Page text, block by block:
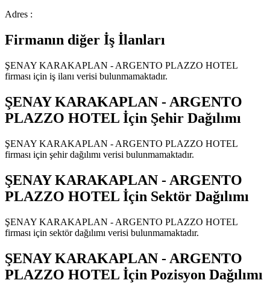
Adres :
Firmanın diğer İş İlanları
ŞENAY KARAKAPLAN - ARGENTO PLAZZO HOTEL
firması için iş ilanı verisi bulunmamaktadır.
ŞENAY KARAKAPLAN - ARGENTO
PLAZZO HOTEL İçin Şehir Dağılımı
ŞENAY KARAKAPLAN - ARGENTO PLAZZO HOTEL
firması için şehir dağılımı verisi bulunmamaktadır.
ŞENAY KARAKAPLAN - ARGENTO
PLAZZO HOTEL İçin Sektör Dağılımı
ŞENAY KARAKAPLAN - ARGENTO PLAZZO HOTEL
firması için sektör dağılımı verisi bulunmamaktadır.
ŞENAY KARAKAPLAN - ARGENTO
PLAZZO HOTEL İçin Pozisyon Dağılımı